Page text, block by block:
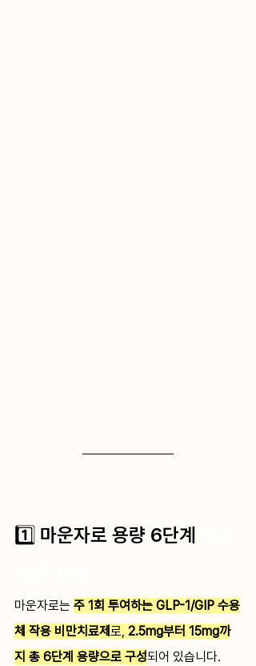
1️⃣ 마운자로 용량 6단계
마운자로는 주 1회 투여하는 GLP-1/GIP 수용
체 작용 비만치료제 로, 2.5mg부터 15mg까
지 총 6단계 용량으로 구성되어 있습니다.